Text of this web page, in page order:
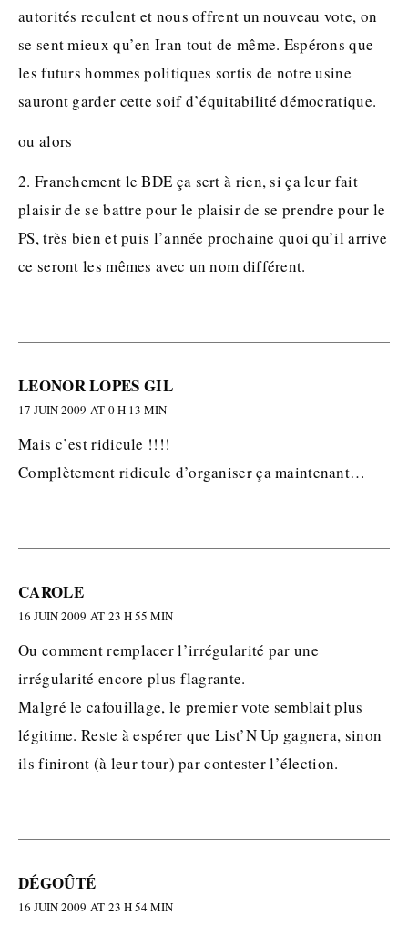
autorités reculent et nous offrent un nouveau vote, on
se sent mieux qu’en Iran tout de même. Espérons que
les futurs hommes politiques sortis de notre usine
sauront garder cette soif d’équitabilité démocratique.
ou alors
2. Franchement le BDE ça sert à rien, si ça leur fait
plaisir de se battre pour le plaisir de se prendre pour le
PS, très bien et puis l’année prochaine quoi qu’il arrive
ce seront les mêmes avec un nom différent.
LEONOR LOPES GIL
17 JUIN 2009 AT 0 H 13 MIN
Mais c’est ridicule !!!!
Complètement ridicule d’organiser ça maintenant…
CAROLE
16 JUIN 2009 AT 23 H 55 MIN
Ou comment remplacer l’irrégularité par une
irrégularité encore plus flagrante.
Malgré le cafouillage, le premier vote semblait plus
légitime. Reste à espérer que List’N Up gagnera, sinon
ils finiront (à leur tour) par contester l’élection.
DÉGOÛTÉ
16 JUIN 2009 AT 23 H 54 MIN